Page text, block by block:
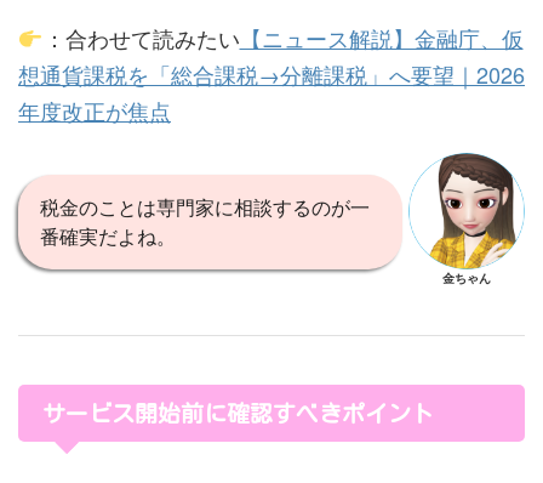
：合わせて読みたい 【ニュース解説】金融庁、仮
想通貨課税を「総合課税→分離課税」へ要望｜2026
年度改正が焦点
税金のことは専門家に相談するのが一
番確実だよね。
金ちゃん
サービス開始前に確認すべきポイント